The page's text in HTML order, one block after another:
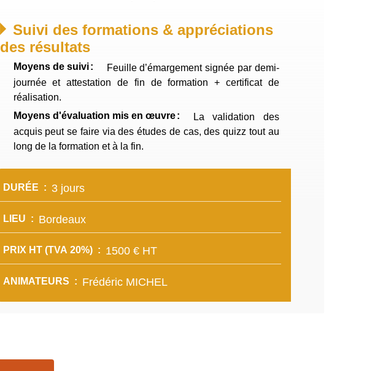
Suivi des formations & appréciations
des résultats
Moyens de suivi
Feuille d’émargement signée par demi-
journée et attestation de fin de formation + certificat de
réalisation.
Moyens d'évaluation mis en œuvre
La validation des
acquis peut se faire via des études de cas, des quizz tout au
long de la formation et à la fin.
DURÉE 3 jours
LIEU Bordeaux
PRIX HT (TVA 20%) 1500 € HT
ANIMATEURS Frédéric MICHEL